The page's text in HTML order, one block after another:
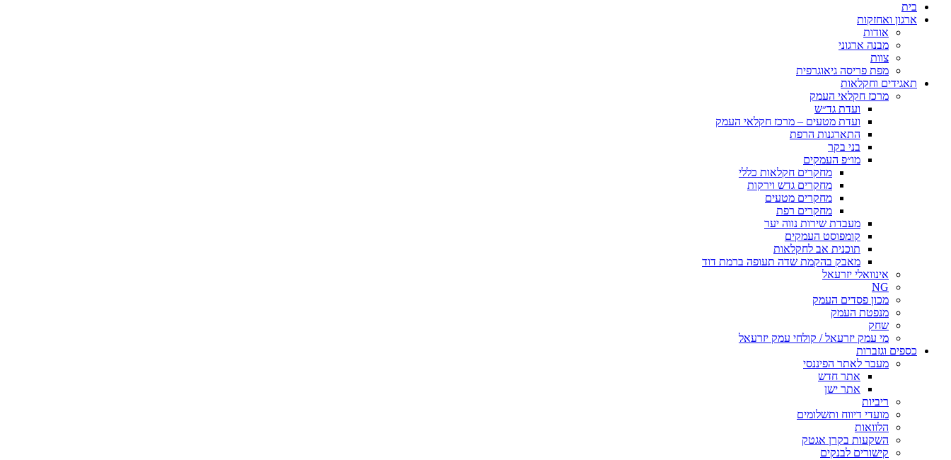
בית
ארגון ואחזקות
אודות
מבנה ארגוני
צוות
מפת פריסה גיאוגרפית
תאגידים וחקלאות
מרכז חקלאי העמק
ועדת גד״ש
ועדת מטעים – מרכז חקלאי העמק
התארגנות הרפת
בני בקר
מו״פ העמקים
מחקרים חקלאות כללי
מחקרים גדש וירקות
מחקרים מטעים
מחקרים רפת
מעבדת שירות נווה יער
קומפוסט העמקים
תוכנית אב לחקלאות
מאבק בהקמת שדה תעופה ברמת דוד
אינוואלי יזרעאל
NG
מכון פסדים העמק
מנפטת העמק
שחק
מי עמק יזרעאל / קולחי עמק יזרעאל
כספים וגזברות
מעבר לאתר הפיננסי
אתר חדש
אתר ישן
ריביות
מועדי דיווח ותשלומים
הלוואות
השקעות בקרן אגטק
קישורים לבנקים